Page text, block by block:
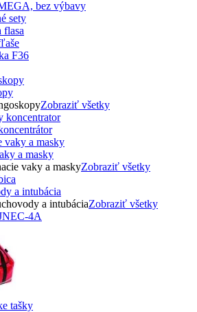
sety
Zobraziť všetky
a masky
vaky a maskyZobraziť všetky
a intubácia
a intubáciaZobraziť všetky
tašky